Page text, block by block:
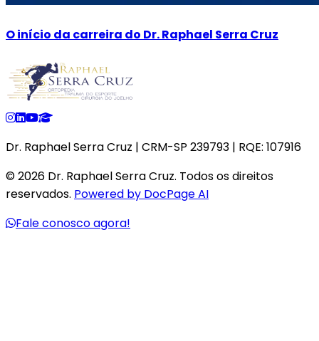
O início da carreira do Dr. Raphael Serra Cruz
Dr. Raphael Serra Cruz | CRM-SP 239793 | RQE: 107916
©2026 Dr. Raphael Serra Cruz. Todos os direitos
reservados. Powered by DocPage AI
Fale conosco agora!